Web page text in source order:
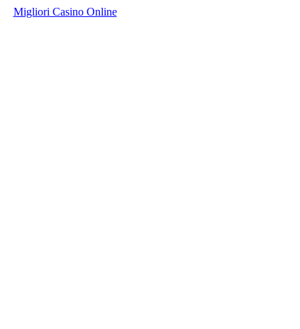
Migliori Casino Online